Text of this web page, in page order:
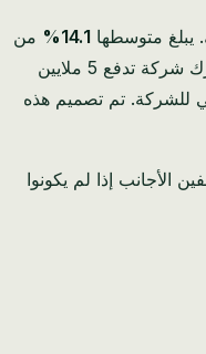
14.1%
من
بالإضافة إلى رواتب الموظفين. بالنسبة لشركة لديها حتى كشوف رواتب متواضعة، فإن هذا يضيف تكلفة كبيرة وغير قابلة للتفاوض. ضع في اعتبارك شركة تدفع 5 ملايين
النظر عن الربح النهائي للشركة. تم تصميم هذه
إذا لم يكونوا